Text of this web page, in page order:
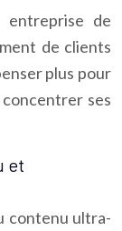
entreprise de
de clients
plus pour
ses
et
contenu ultra-